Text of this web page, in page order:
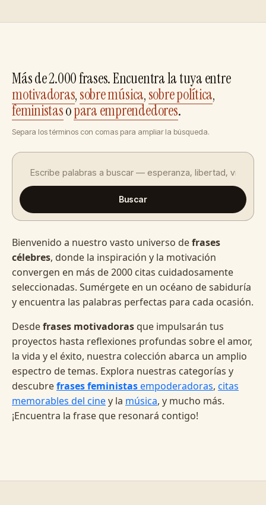
Más de 2.000 frases. Encuentra la tuya entre
motivadoras,sobre música,sobre política,
feministasopara emprendedores.
Separa los términos con comas para ampliar la búsqueda.
Buscar
Bienvenido a nuestro vasto universo defrases
célebres, donde la inspiración y la motivación
convergen en más de 2000 citas cuidadosamente
seleccionadas. Sumérgete en un océano de sabiduría
y encuentra las palabras perfectas para cada ocasión.
Desdefrases motivadoras que impulsarán tus
proyectos hasta reflexiones profundas sobre el amor,
la vida y el éxito, nuestra colección abarca un amplio
espectro de temas. Explora nuestras categorías y
descubrefrases feministasempoderadoras, citas
memorables del ciney la música, y mucho más.
¡Encuentra la frase que resonará contigo!